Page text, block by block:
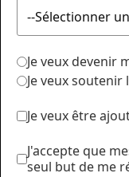
Je veux devenir
Je veux
Je veux être
J'accepte que
seul but de me